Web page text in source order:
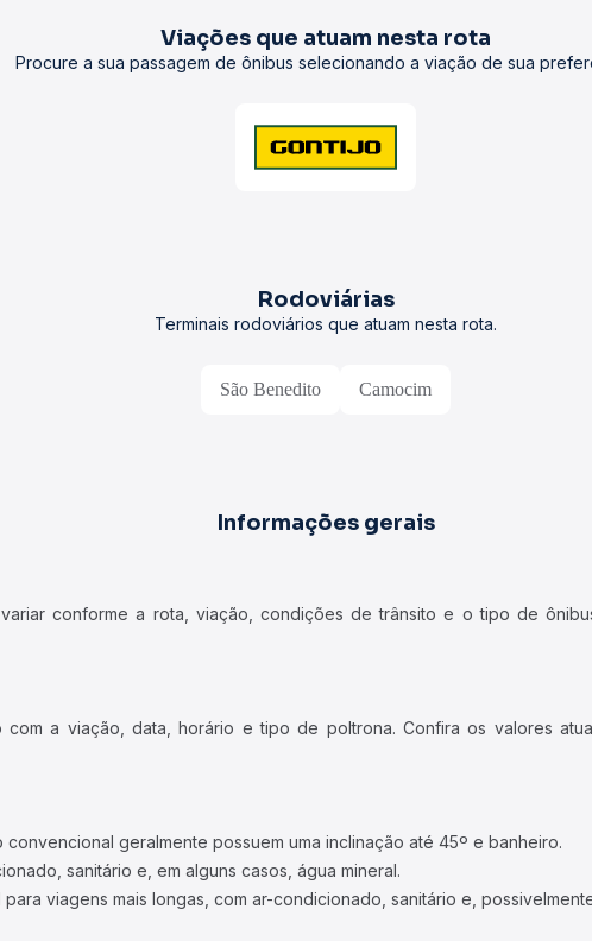
Viações que atuam nesta rota
Procure a sua passagem de ônibus selecionando a viação de sua
Rodoviárias
Terminais rodoviários que atuam nesta rota.
São Benedito Camocim
Informações gerais
conforme a rota, viação, condições de trânsito e o tipo de
a viação, data, horário e tipo de poltrona. Confira os valores
geralmente possuem uma inclinação até 45º e banheiro.
sanitário e, em alguns casos, água mineral.
viagens mais longas, com ar-condicionado, sanitário e,